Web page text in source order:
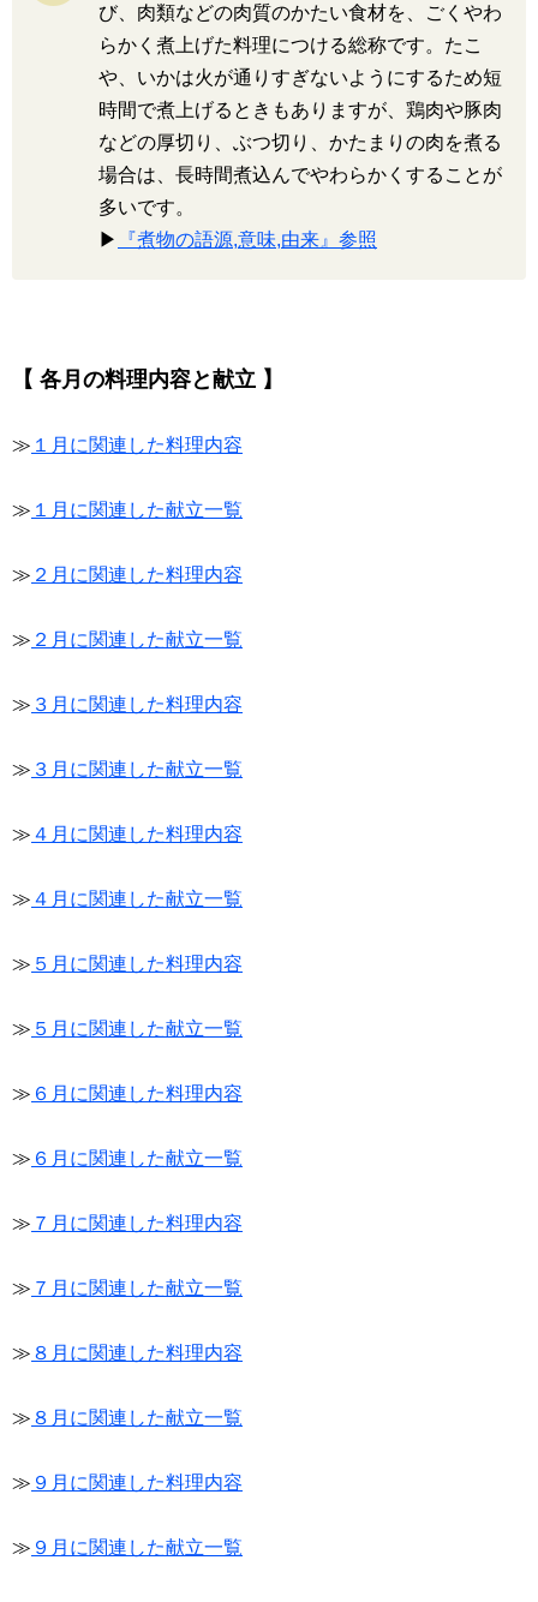
び、肉類などの肉質のかたい食材を、ごくやわ
らかく煮上げた料理につける総称です。たこ
や、いかは火が通りすぎないようにするため短
時間で煮上げるときもありますが、鶏肉や豚肉
などの厚切り、ぶつ切り、かたまりの肉を煮る
場合は、長時間煮込んでやわらかくすることが
多いです。
▶
『煮物の語源,意味,由来』参照
【 各月の料理内容と献立 】
≫ １月に関連した料理内容
≫ １月に関連した献立一覧
≫ ２月に関連した料理内容
≫ ２月に関連した献立一覧
≫ ３月に関連した料理内容
≫ ３月に関連した献立一覧
≫ ４月に関連した料理内容
≫ ４月に関連した献立一覧
≫ ５月に関連した料理内容
≫ ５月に関連した献立一覧
≫ ６月に関連した料理内容
≫ ６月に関連した献立一覧
≫ ７月に関連した料理内容
≫ ７月に関連した献立一覧
≫ ８月に関連した料理内容
≫ ８月に関連した献立一覧
≫ ９月に関連した料理内容
≫ ９月に関連した献立一覧